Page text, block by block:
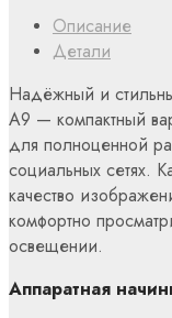
Описание
Детали
Надёжный и
A9 — компактный
для полноценной
социальных сетях.
качество
комфортно
освещении.
Аппаратная